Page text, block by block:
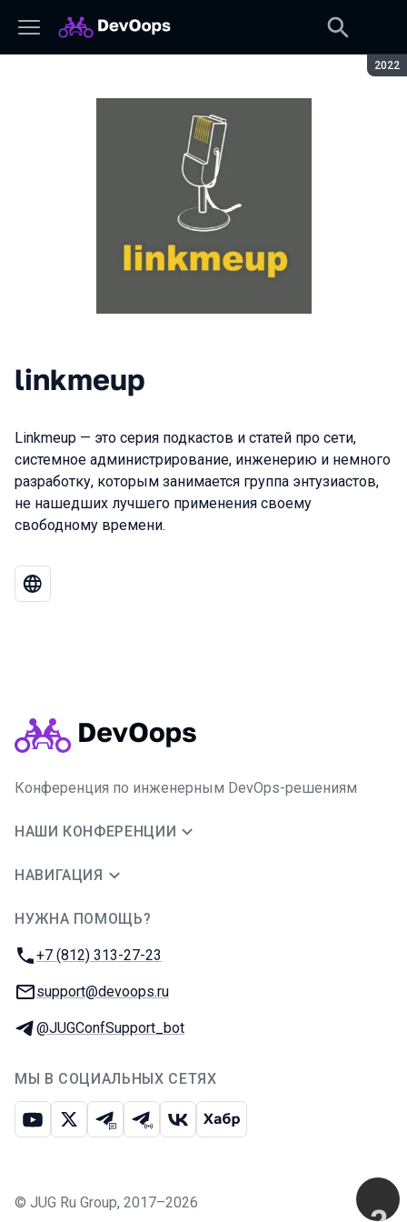
2022
linkmeup
Linkmeup — это серия подкастов и статей про сети,
системное администрирование, инженерию и немного
разработку, которым занимается группа энтузиастов,
не нашедших лучшего применения своему
свободному времени.
Конференция по инженерным DevOps-решениям
НАШИ КОНФЕРЕНЦИИ
НАВИГАЦИЯ
НУЖНА ПОМОЩЬ?
Телефон:
+7 (812) 313-27-23
E-mail:
support@devoops.ru
Телеграм:
@JUGConfSupport_bot
МЫ В СОЦИАЛЬНЫХ СЕТЯХ
ЮтубИкс Телеграм-чат
Телеграм-канал
ВКонтакте
Хабр
© JUG Ru Group, 2017–2026